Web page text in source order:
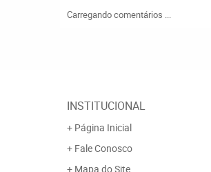
Carregando comentários ...
INSTITUCIONAL
Página Inicial
Fale Conosco
Mapa do Site